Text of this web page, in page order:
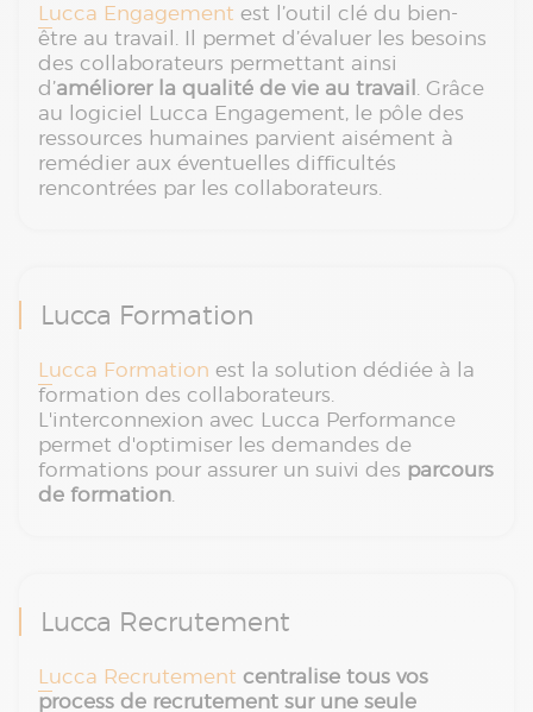
Lucca Engagement est l’outil clé du bien-
être au travail. Il permet d’évaluer les besoins
des collaborateurs permettant ainsi
d’améliorer la qualité de vie au travail . Grâce
au logiciel Lucca Engagement, le pôle des
ressources humaines parvient aisément à
remédier aux éventuelles difficultés
rencontrées par les collaborateurs.
Lucca Formation
Lucca Formation est la solution dédiée à la
formation des collaborateurs.
L'interconnexion avec Lucca Performance
permet d'optimiser les demandes de
formations pour assurer un suivi des parcours
de formation.
Lucca Recrutement
Lucca Recrutement centralise tous vos
process de recrutement sur une seule